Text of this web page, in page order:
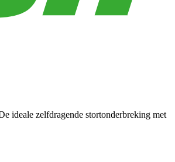
ideale zelfdragende stortonderbreking met